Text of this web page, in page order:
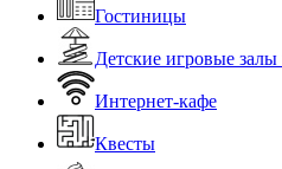
Гостиницы
Детские игровые
Интернет-кафе
Квесты